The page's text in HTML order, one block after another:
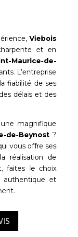
Viebois
et en
Maurice-de-
L’entreprise
fiabilité de ses
délais et des
magnifique
de-Beynost?
vous offre ses
réalisation de
faites le choix
authentique et